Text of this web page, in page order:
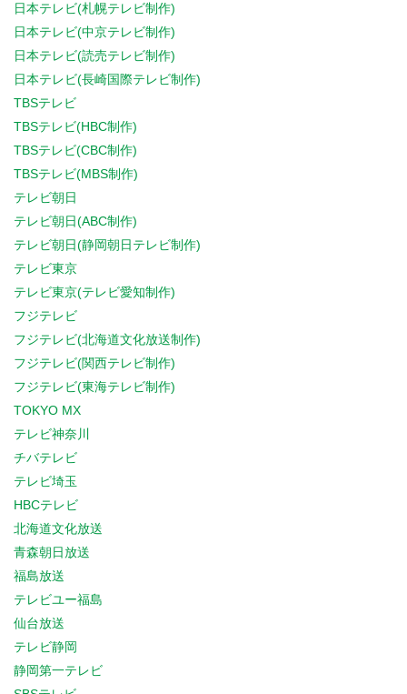
日本テレビ(札幌テレビ制作)
日本テレビ(中京テレビ制作)
日本テレビ(読売テレビ制作)
日本テレビ(長崎国際テレビ制作)
TBSテレビ
TBSテレビ(HBC制作)
TBSテレビ(CBC制作)
TBSテレビ(MBS制作)
テレビ朝日
テレビ朝日(ABC制作)
テレビ朝日(静岡朝日テレビ制作)
テレビ東京
テレビ東京(テレビ愛知制作)
フジテレビ
フジテレビ(北海道文化放送制作)
フジテレビ(関西テレビ制作)
フジテレビ(東海テレビ制作)
TOKYO MX
テレビ神奈川
チバテレビ
テレビ埼玉
HBCテレビ
北海道文化放送
青森朝日放送
福島放送
テレビユー福島
仙台放送
テレビ静岡
静岡第一テレビ